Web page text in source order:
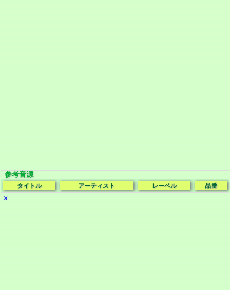
参考音源
タイトル アーティスト レーベル
品番
✕